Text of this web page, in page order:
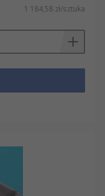
1 184,58 zł/sztuka